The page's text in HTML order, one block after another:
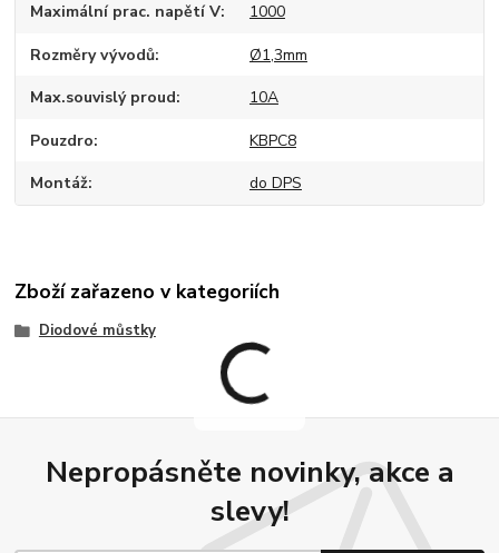
Maximální prac. napětí V 1000
Rozměry vývodů Ø1,3mm
Max.souvislý proud 10A
Pouzdro KBPC8
Montáž do DPS
Zboží zařazeno v kategoriích
Diodové můstky
Nepropásněte novinky, akce a
slevy!